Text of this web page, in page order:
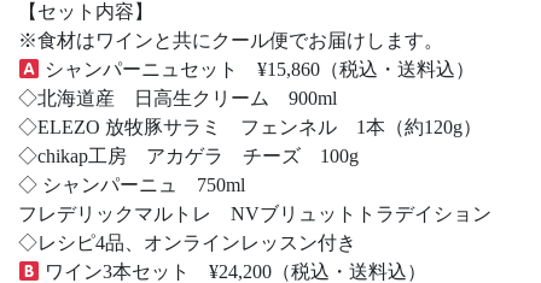
【セット内容】
※食材はワインと共にクール便でお届けします。
シャンパーニュセット ¥15,860（税込・送料込）
◇北海道産 日高生クリーム 900ml
◇ELEZO 放牧豚サラミ フェンネル 1本（約120g）
◇chikap工房 アカゲラ チーズ 100g
◇ シャンパーニュ 750ml
フレデリックマルトレ NVブリュットトラデイション
◇レシピ4品、オンラインレッスン付き
ワイン3本セット ¥24,200（税込・送料込）